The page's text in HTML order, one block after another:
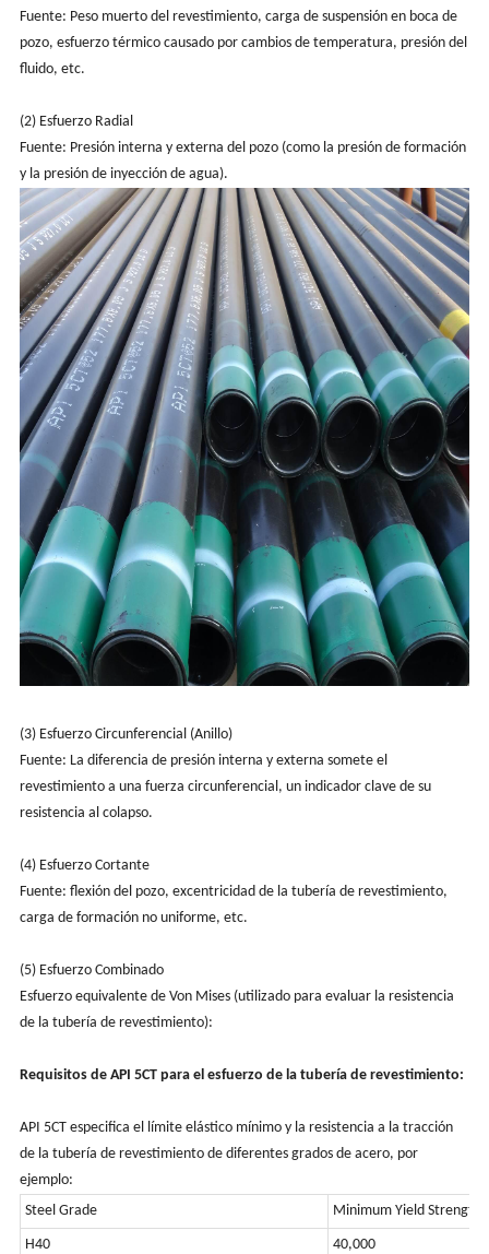
Fuente: Peso muerto del revestimiento, carga de suspensión en boca de
pozo, esfuerzo térmico causado por cambios de temperatura, presión del
fluido, etc.
(2) Esfuerzo Radial
Fuente: Presión interna y externa del pozo (como la presión de formación
y la presión de inyección de agua).
(3) Esfuerzo Circunferencial (Anillo)
Fuente: La diferencia de presión interna y externa somete el
revestimiento a una fuerza circunferencial, un indicador clave de su
resistencia al colapso.
(4) Esfuerzo Cortante
Fuente: flexión del pozo, excentricidad de la tubería de revestimiento,
carga de formación no uniforme, etc.
(5) Esfuerzo Combinado
Esfuerzo equivalente de Von Mises (utilizado para evaluar la resistencia
de la tubería de revestimiento):
Requisitos de API 5CT para el esfuerzo de la tubería de revestimiento:
API 5CT especifica el límite elástico mínimo y la resistencia a la tracción
de la tubería de revestimiento de diferentes grados de acero, por
ejemplo:
Steel Grade
Minimum Yield Strength
H40 40,000